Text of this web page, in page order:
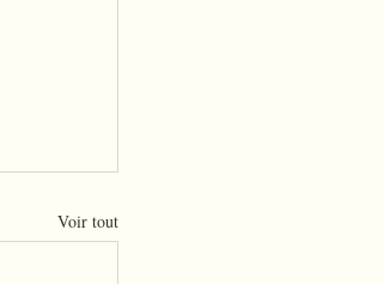
Voir tout